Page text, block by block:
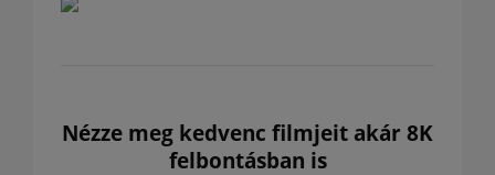
Nézze meg kedvenc filmjeit akár 8K
felbontásban is